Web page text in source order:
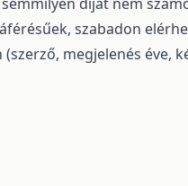
szabadon
megjelenés éve,